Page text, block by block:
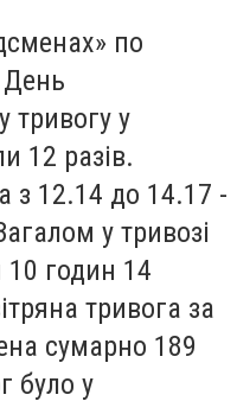
по
День
тривогу у
12 разів.
з 12.14 до 14.17 -
у тривозі
годин 14
тривога за
сумарно 189
було у